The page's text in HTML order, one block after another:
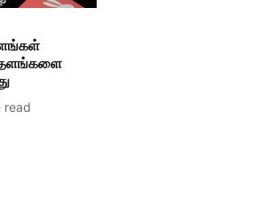
தளங்களை
read